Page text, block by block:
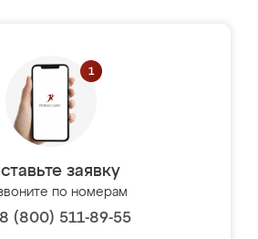
заявку
по номерам
8 (800) 511-89-55